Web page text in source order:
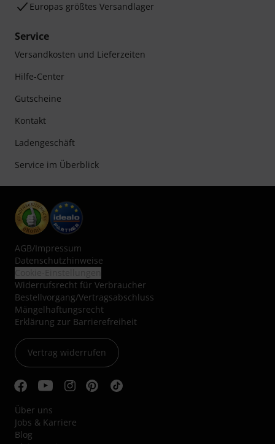
Europas größtes Versandlager
Service
Versandkosten und Lieferzeiten
Hilfe-Center
Gutscheine
Kontakt
Ladengeschäft
Service im Überblick
AGB/Impressum
Datenschutzhinweise
Widerrufsrecht für Verbraucher
Bestellvorgang/Vertragsabschluss
Mängelhaftungsrecht
Erklärung zur Barrierefreiheit
Vertrag widerrufen
Über uns
Jobs & Karriere
Blog